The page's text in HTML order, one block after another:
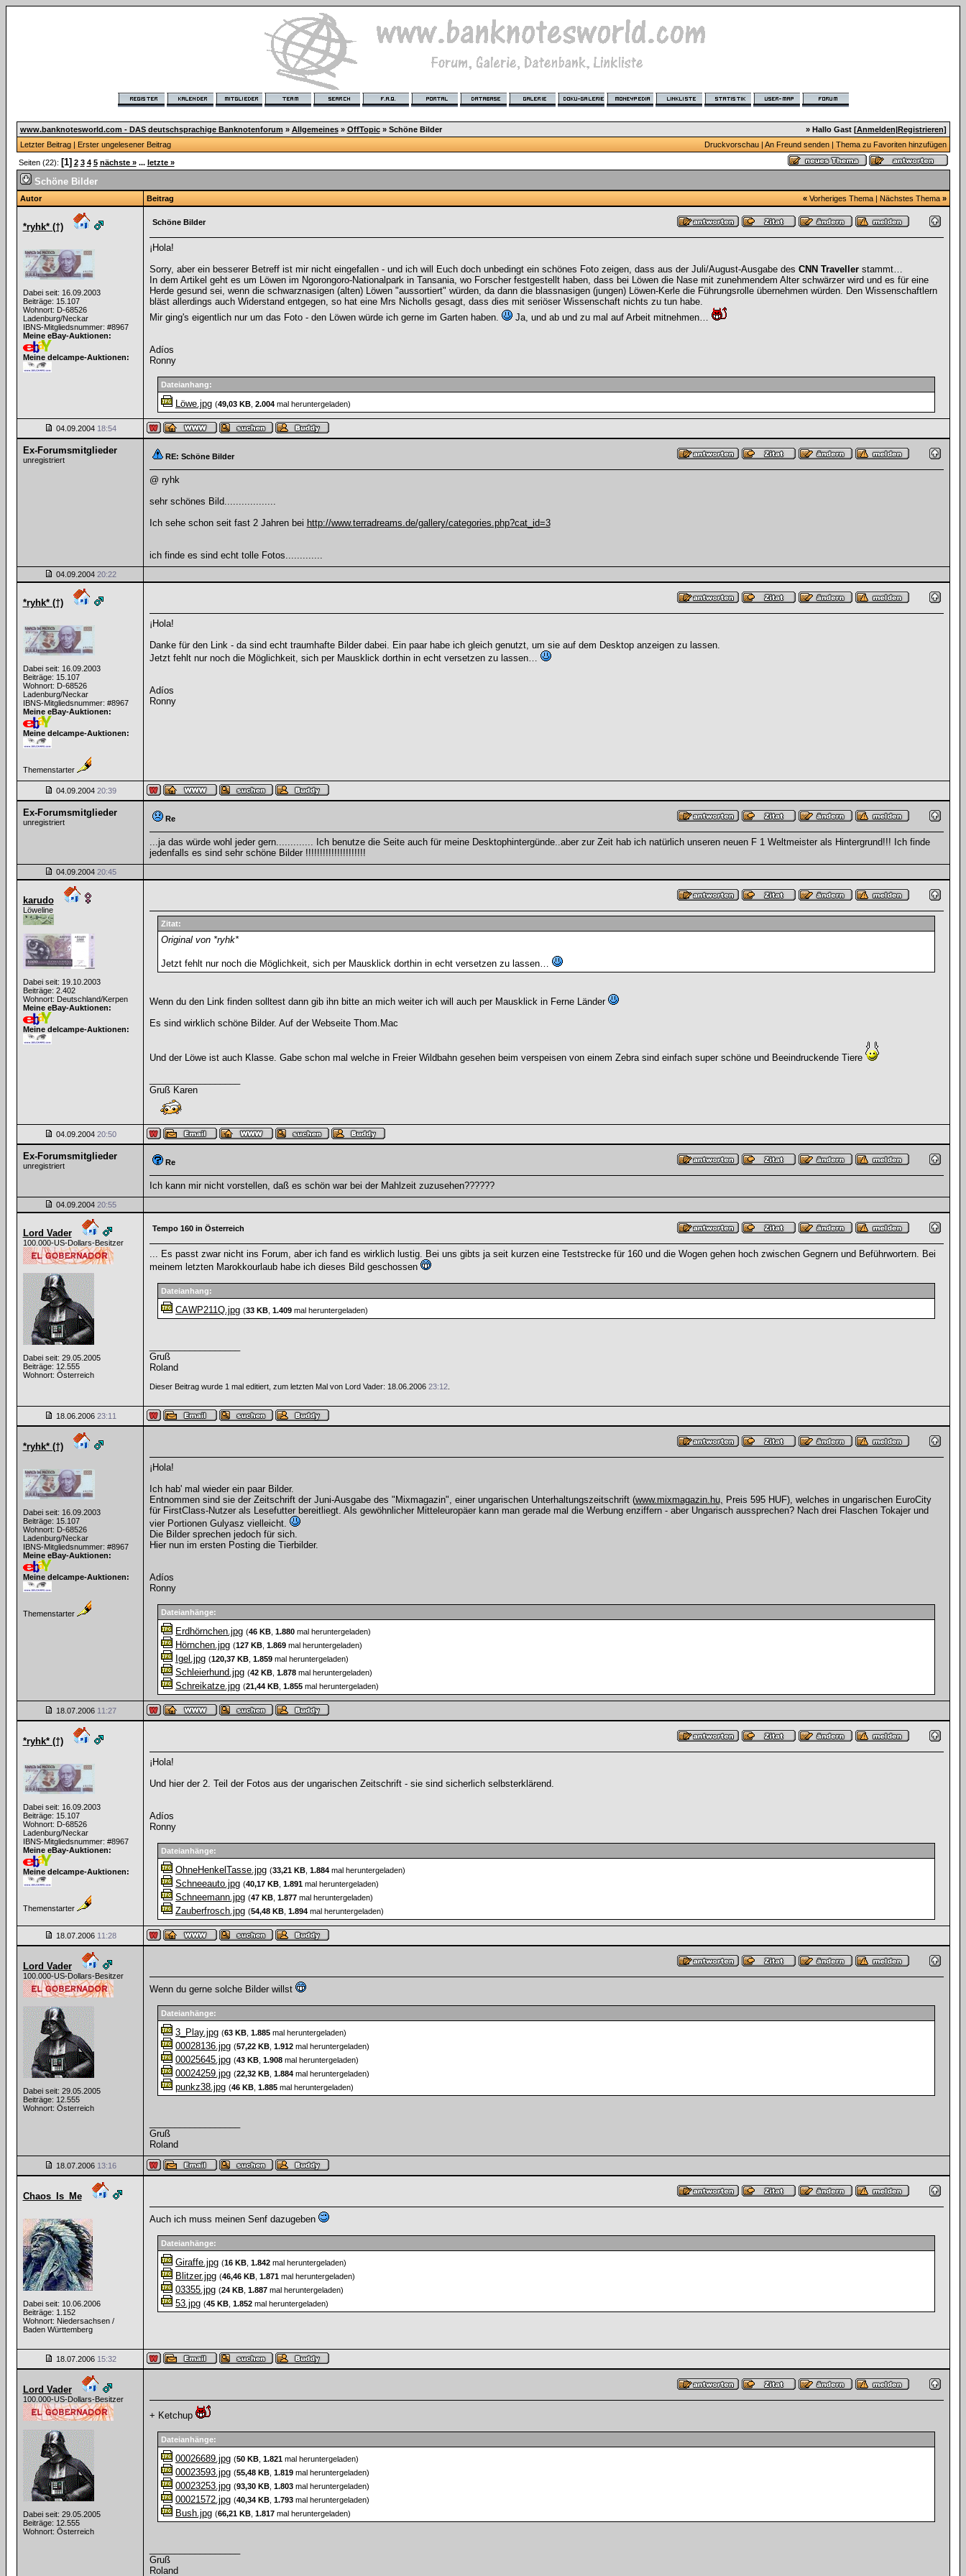
www.banknotesworld.com - DAS deutschsprachige Banknotenforum » Allgemeines» OffTopic» Schöne Bilder » Hallo Gast [Anmelden|Registrieren]
Letzter Beitrag| Erster ungelesener Beitrag Druckvorschau| An Freund senden| Thema zu Favoriten hinzufügen
Seiten (22): [1] 2 3 4 5 nächste » ... letzte »
Schöne Bilder
Autor Beitrag « Vorheriges Thema| Nächstes Thema »
*ryhk* (†)
Dabei seit: 16.09.2003
Beiträge: 15.107
Wohnort: D-68526
Ladenburg/Neckar
IBNS-Mitgliedsnummer: #8967
Meine eBay-Auktionen:
Meine delcampe-Auktionen:
Schöne Bilder
¡Hola!
Sorry, aber ein besserer Betreff ist mir nicht eingefallen - und ich will Euch doch unbedingt ein schönes Foto zeigen, dass aus der Juli/August-Ausgabe des CNN Travellerstammt…
In dem Artikel geht es um Löwen im Ngorongoro-Nationalpark in Tansania, wo Forscher festgestellt haben, dass bei Löwen die Nase mit zunehmendem Alter schwärzer wird und es für eine
Herde gesund sei, wenn die schwarznasigen (alten) Löwen "aussortiert" würden, da dann die blassnasigen (jungen) Löwen-Kerle die Führungsrolle übernehmen würden. Den Wissenschaftlern
bläst allerdings auch Widerstand entgegen, so hat eine Mrs Nicholls gesagt, dass dies mit seriöser Wissenschaft nichts zu tun habe.
Mir ging's eigentlich nur um das Foto - den Löwen würde ich gerne im Garten haben.
Ja, und ab und zu mal auf Arbeit mitnehmen…
Adíos
Ronny
Dateianhang:
Löwe.jpg (49,03 KB 2.004 mal heruntergeladen)
04.09.2004 18:54
Ex-Forumsmitglieder
unregistriert RE: Schöne Bilder
@ ryhk
sehr schönes Bild..................
Ich sehe schon seit fast 2 Jahren bei http://www.terradreams.de/gallery/categories.php?cat_id=3
ich finde es sind echt tolle Fotos.............
04.09.2004 20:22
*ryhk* (†)
Dabei seit: 16.09.2003
Beiträge: 15.107
Wohnort: D-68526
Ladenburg/Neckar
IBNS-Mitgliedsnummer: #8967
Meine eBay-Auktionen:
Meine delcampe-Auktionen:
Themenstarter
¡Hola!
Danke für den Link - da sind echt traumhafte Bilder dabei. Ein paar habe ich gleich genutzt, um sie auf dem Desktop anzeigen zu lassen.
Jetzt fehlt nur noch die Möglichkeit, sich per Mausklick dorthin in echt versetzen zu lassen…
Adíos
Ronny
04.09.2004 20:39
Ex-Forumsmitglieder
unregistriert Re
...ja das würde wohl jeder gern............. Ich benutze die Seite auch für meine Desktophintergünde..aber zur Zeit hab ich natürlich unseren neuen F 1 Weltmeister als Hintergrund!!! Ich finde
jedenfalls es sind sehr schöne Bilder !!!!!!!!!!!!!!!!!!!!!
04.09.2004 20:45
karudo
Löweline
Dabei seit: 19.10.2003
Beiträge: 2.402
Wohnort: Deutschland/Kerpen
Meine eBay-Auktionen:
Meine delcampe-Auktionen:
Zitat:
Original von *ryhk*
Jetzt fehlt nur noch die Möglichkeit, sich per Mausklick dorthin in echt versetzen zu lassen…
Wenn du den Link finden solltest dann gib ihn bitte an mich weiter ich will auch per Mausklick in Ferne Länder
Es sind wirklich schöne Bilder. Auf der Webseite Thom.Mac
Und der Löwe ist auch Klasse. Gabe schon mal welche in Freier Wildbahn gesehen beim verspeisen von einem Zebra sind einfach super schöne und Beeindruckende Tiere
Gruß Karen
04.09.2004 20:50
Ex-Forumsmitglieder
unregistriert Re
Ich kann mir nicht vorstellen, daß es schön war bei der Mahlzeit zuzusehen??????
04.09.2004 20:55
Lord Vader
100.000-US-Dollars-Besitzer
Dabei seit: 29.05.2005
Beiträge: 12.555
Wohnort: Österreich
Tempo 160 in Österreich
... Es passt zwar nicht ins Forum, aber ich fand es wirklich lustig. Bei uns gibts ja seit kurzen eine Teststrecke für 160 und die Wogen gehen hoch zwischen Gegnern und Beführwortern. Bei
meinem letzten Marokkourlaub habe ich dieses Bild geschossen
Dateianhang:
CAWP211Q.jpg (33 KB 1.409 mal heruntergeladen)
Gruß
Roland
Dieser Beitrag wurde 1 mal editiert, zum letzten Mal von Lord Vader: 18.06.2006 23:12.
18.06.2006 23:11
*ryhk* (†)
Dabei seit: 16.09.2003
Beiträge: 15.107
Wohnort: D-68526
Ladenburg/Neckar
IBNS-Mitgliedsnummer: #8967
Meine eBay-Auktionen:
Meine delcampe-Auktionen:
Themenstarter
¡Hola!
Ich hab' mal wieder ein paar Bilder.
Entnommen sind sie der Zeitschrift der Juni-Ausgabe des "Mixmagazin", einer ungarischen Unterhaltungszeitschrift (www.mixmagazin.hu, Preis 595 HUF), welches in ungarischen EuroCity
für FirstClass-Nutzer als Lesefutter bereitliegt. Als gewöhnlicher Mitteleuropäer kann man gerade mal die Werbung enziffern - aber Ungarisch aussprechen? Nach drei Flaschen Tokajer und
vier Portionen Gulyasz vielleicht.
Die Bilder sprechen jedoch für sich.
Hier nun im ersten Posting die Tierbilder.
Adíos
Ronny
Dateianhänge:
Erdhörnchen.jpg (46 KB 1.880 mal heruntergeladen)
Hörnchen.jpg (127 KB 1.869 mal heruntergeladen)
Igel.jpg (120,37 KB 1.859 mal heruntergeladen)
Schleierhund.jpg (42 KB 1.878 mal heruntergeladen)
Schreikatze.jpg (21,44 KB 1.855 mal heruntergeladen)
18.07.2006 11:27
*ryhk* (†)
Dabei seit: 16.09.2003
Beiträge: 15.107
Wohnort: D-68526
Ladenburg/Neckar
IBNS-Mitgliedsnummer: #8967
Meine eBay-Auktionen:
Meine delcampe-Auktionen:
Themenstarter
¡Hola!
Und hier der 2. Teil der Fotos aus der ungarischen Zeitschrift - sie sind sicherlich selbsterklärend.
Adíos
Ronny
Dateianhänge:
OhneHenkelTasse.jpg (33,21 KB 1.884 mal heruntergeladen)
Schneeauto.jpg (40,17 KB 1.891 mal heruntergeladen)
Schneemann.jpg (47 KB 1.877 mal heruntergeladen)
Zauberfrosch.jpg (54,48 KB 1.894 mal heruntergeladen)
18.07.2006 11:28
Lord Vader
100.000-US-Dollars-Besitzer
Dabei seit: 29.05.2005
Beiträge: 12.555
Wohnort: Österreich
Wenn du gerne solche Bilder willst
Dateianhänge:
3_Play.jpg (63 KB 1.885 mal heruntergeladen)
00028136.jpg (57,22 KB 1.912 mal heruntergeladen)
00025645.jpg (43 KB 1.908 mal heruntergeladen)
00024259.jpg (22,32 KB 1.884 mal heruntergeladen)
punkz38.jpg (46 KB 1.885 mal heruntergeladen)
Gruß
Roland
18.07.2006 13:16
Chaos_Is_Me
Dabei seit: 10.06.2006
Beiträge: 1.152
Wohnort: Niedersachsen /
Baden Württemberg
Auch ich muss meinen Senf dazugeben
Dateianhänge:
Giraffe.jpg (16 KB 1.842 mal heruntergeladen)
Blitzer.jpg (46,46 KB 1.871 mal heruntergeladen)
03355.jpg (24 KB 1.887 mal heruntergeladen)
53.jpg (45 KB 1.852 mal heruntergeladen)
18.07.2006 15:32
Lord Vader
100.000-US-Dollars-Besitzer
Dabei seit: 29.05.2005
Beiträge: 12.555
Wohnort: Österreich
+ Ketchup
Dateianhänge:
00026689.jpg (50 KB 1.821 mal heruntergeladen)
00023593.jpg (55,48 KB 1.819 mal heruntergeladen)
00023253.jpg (93,30 KB 1.803 mal heruntergeladen)
00021572.jpg (40,34 KB 1.793 mal heruntergeladen)
Bush.jpg (66,21 KB 1.817 mal heruntergeladen)
Gruß
Roland